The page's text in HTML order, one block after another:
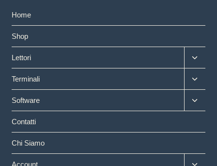
Home
Shop
Lettori
menu
figlio
Terminali
menu
figlio
Software
menu
Contatti
Chi Siamo
Account